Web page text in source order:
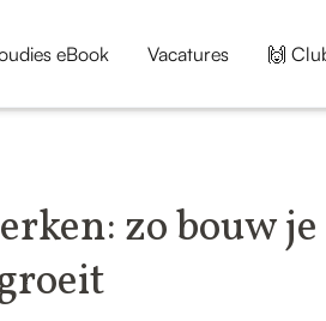
eBook Vacatures 🙌
zo bouw je